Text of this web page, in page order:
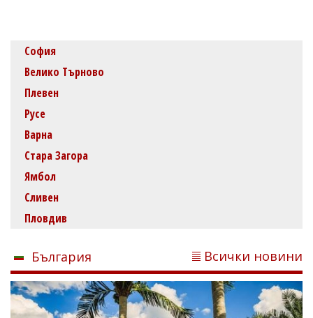
София
Велико Търново
Плевен
Русе
Варна
Стара Загора
Ямбол
Сливен
Пловдив
България Всички новини